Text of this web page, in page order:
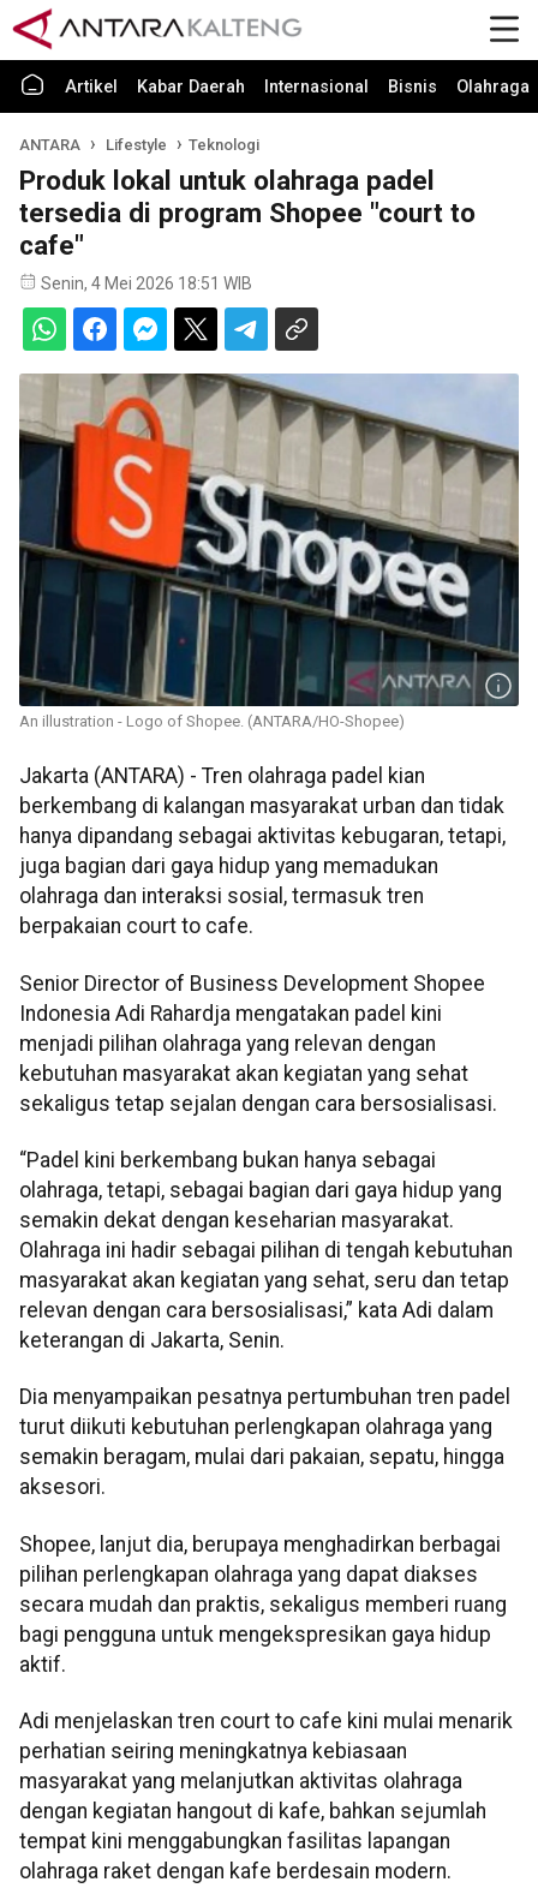
Artikel Kabar Daerah Internasional Bisnis Olahraga
ANTARA Lifestyle Teknologi
Produk lokal untuk olahraga padel
tersedia di program Shopee "court to
cafe"
Senin, 4 Mei 2026 18:51 WIB
An illustration - Logo of Shopee. (ANTARA/HO-Shopee)
Jakarta (ANTARA) - Tren olahraga padel kian
berkembang di kalangan masyarakat urban dan tidak
hanya dipandang sebagai aktivitas kebugaran, tetapi,
juga bagian dari gaya hidup yang memadukan
olahraga dan interaksi sosial, termasuk tren
berpakaian court to cafe.
Senior Director of Business Development Shopee
Indonesia Adi Rahardja mengatakan padel kini
menjadi pilihan olahraga yang relevan dengan
kebutuhan masyarakat akan kegiatan yang sehat
sekaligus tetap sejalan dengan cara bersosialisasi.
“Padel kini berkembang bukan hanya sebagai
olahraga, tetapi, sebagai bagian dari gaya hidup yang
semakin dekat dengan keseharian masyarakat.
Olahraga ini hadir sebagai pilihan di tengah kebutuhan
masyarakat akan kegiatan yang sehat, seru dan tetap
relevan dengan cara bersosialisasi,” kata Adi dalam
keterangan di Jakarta, Senin.
Dia menyampaikan pesatnya pertumbuhan tren padel
turut diikuti kebutuhan perlengkapan olahraga yang
semakin beragam, mulai dari pakaian, sepatu, hingga
aksesori.
Shopee, lanjut dia, berupaya menghadirkan berbagai
pilihan perlengkapan olahraga yang dapat diakses
secara mudah dan praktis, sekaligus memberi ruang
bagi pengguna untuk mengekspresikan gaya hidup
aktif.
Adi menjelaskan tren court to cafe kini mulai menarik
perhatian seiring meningkatnya kebiasaan
masyarakat yang melanjutkan aktivitas olahraga
dengan kegiatan hangout di kafe, bahkan sejumlah
tempat kini menggabungkan fasilitas lapangan
olahraga raket dengan kafe berdesain modern.